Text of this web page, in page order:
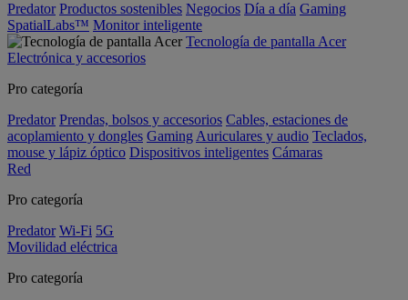
Predator Productos sostenibles Negocios Día a día Gaming
SpatialLabs™ Monitor inteligente
Tecnología de pantalla Acer
Electrónica y accesorios
Pro categoría
Predator Prendas, bolsos y accesorios Cables, estaciones de
acoplamiento y dongles Gaming Auriculares y audio Teclados,
mouse y lápiz óptico Dispositivos inteligentes Cámaras
Red
Pro categoría
Predator Wi-Fi 5G
Movilidad eléctrica
Pro categoría